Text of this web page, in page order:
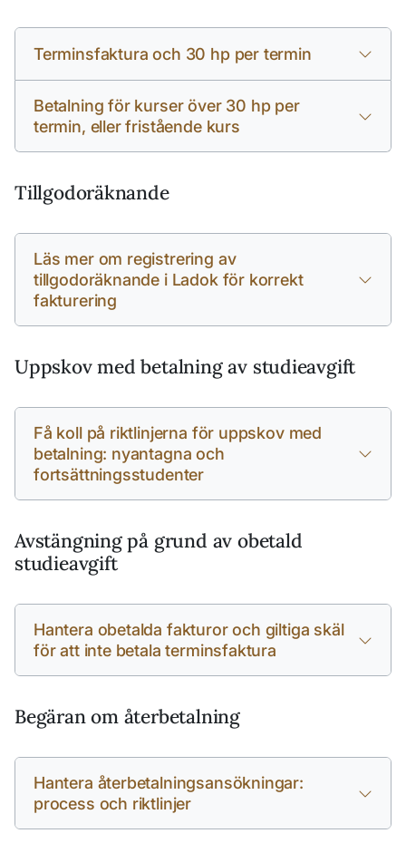
Terminsfaktura och 30 hp per termin
Betalning för kurser över 30 hp per
termin, eller fristående kurs
Tillgodoräknande
Läs mer om registrering av
tillgodoräknande i Ladok för korrekt
fakturering
Uppskov med betalning av studieavgift
Få koll på riktlinjerna för uppskov med
betalning: nyantagna och
fortsättningsstudenter
Avstängning på grund av obetald
studieavgift
Hantera obetalda fakturor och giltiga skäl
för att inte betala terminsfaktura
Begäran om återbetalning
Hantera återbetalningsansökningar:
process och riktlinjer